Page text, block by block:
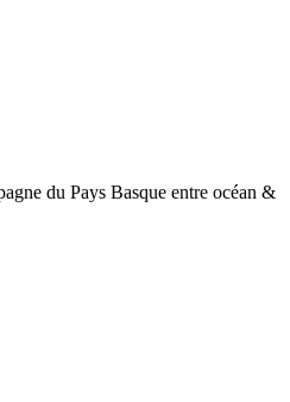
du Pays Basque entre océan &